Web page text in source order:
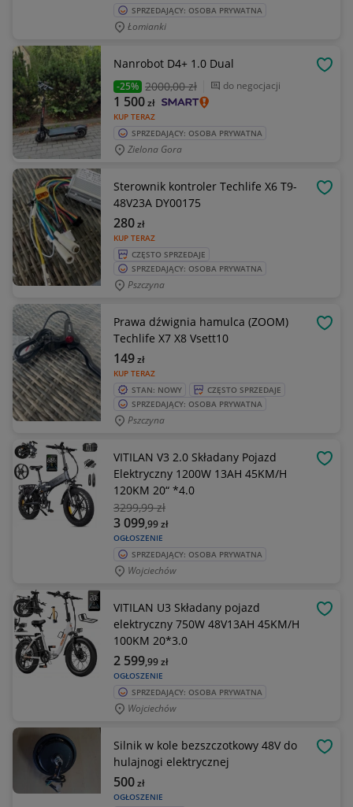
SPRZEDAJĄCY: OSOBA PRYWATNA
Łomianki
Nanrobot D4+ 1.0 Dual
-25% 2000,00 zł do negocjacji
KUP TERAZ
1 500zł
SPRZEDAJĄCY: OSOBA PRYWATNA
Zielona Gora
Sterownik kontroler Techlife X6 T9-
48V23A DY00175
KUP TERAZ
280zł
CZĘSTO SPRZEDAJE
SPRZEDAJĄCY: OSOBA PRYWATNA
Pszczyna
Prawa dźwignia hamulca (ZOOM)
Techlife X7 X8 Vsett10
KUP TERAZ
149zł
STAN: NOWY
CZĘSTO SPRZEDAJE
SPRZEDAJĄCY: OSOBA PRYWATNA
Pszczyna
VITILAN V3 2.0 Składany Pojazd
Elektryczny 1200W 13AH 45KM/H
120KM 20“ *4.0
3299,99 zł
OGŁOSZENIE
3 099,99zł
SPRZEDAJĄCY: OSOBA PRYWATNA
Wojciechów
VITILAN U3 Składany pojazd
elektryczny 750W 48V13AH 45KM/H
100KM 20*3.0
OGŁOSZENIE
2 599,99zł
SPRZEDAJĄCY: OSOBA PRYWATNA
Wojciechów
Silnik w kole bezszczotkowy 48V do
hulajnogi elektrycznej
OGŁOSZENIE
500zł